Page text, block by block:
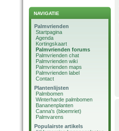
NAVIGATIE
Palmvrienden
Startpagina
Agenda
Kortingskaart
Palmvrienden forums
Palmvrienden chat
Palmvrienden wiki
Palmvrienden maps
Palmvrienden label
Contact
Plantenlijsten
Palmbomen
Winterharde palmbomen
Bananenplanten
Canna's (bloemriet)
Palmvarens
Populairste artikels